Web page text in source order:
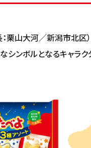
山大河／新潟市北区
シンボルとなるキャラク